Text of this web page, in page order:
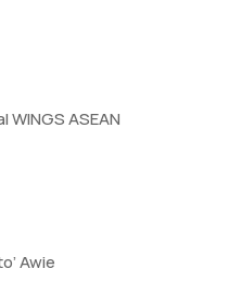
ASEAN
Awie